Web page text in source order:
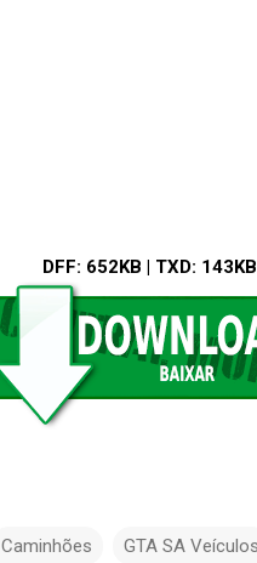
DFF: 652KB | TXD: 143KB
Caminhões GTA SA Veículos